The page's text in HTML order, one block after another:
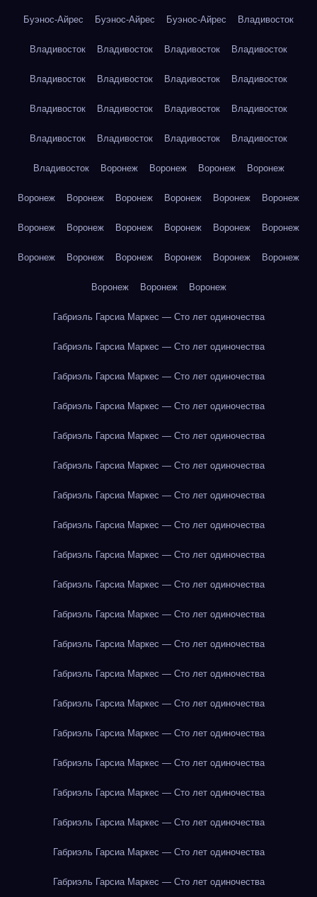
Буэнос-Айрес Буэнос-Айрес Буэнос-Айрес Владивосток
Владивосток Владивосток Владивосток Владивосток
Владивосток Владивосток Владивосток Владивосток
Владивосток Владивосток Владивосток Владивосток
Владивосток Владивосток Владивосток Владивосток
Владивосток Воронеж Воронеж Воронеж Воронеж
Воронеж Воронеж Воронеж Воронеж Воронеж Воронеж
Воронеж Воронеж Воронеж Воронеж Воронеж Воронеж
Воронеж Воронеж Воронеж Воронеж Воронеж Воронеж
Воронеж Воронеж Воронеж
Габриэль Гарсиа Маркес — Сто лет одиночества
Габриэль Гарсиа Маркес — Сто лет одиночества
Габриэль Гарсиа Маркес — Сто лет одиночества
Габриэль Гарсиа Маркес — Сто лет одиночества
Габриэль Гарсиа Маркес — Сто лет одиночества
Габриэль Гарсиа Маркес — Сто лет одиночества
Габриэль Гарсиа Маркес — Сто лет одиночества
Габриэль Гарсиа Маркес — Сто лет одиночества
Габриэль Гарсиа Маркес — Сто лет одиночества
Габриэль Гарсиа Маркес — Сто лет одиночества
Габриэль Гарсиа Маркес — Сто лет одиночества
Габриэль Гарсиа Маркес — Сто лет одиночества
Габриэль Гарсиа Маркес — Сто лет одиночества
Габриэль Гарсиа Маркес — Сто лет одиночества
Габриэль Гарсиа Маркес — Сто лет одиночества
Габриэль Гарсиа Маркес — Сто лет одиночества
Габриэль Гарсиа Маркес — Сто лет одиночества
Габриэль Гарсиа Маркес — Сто лет одиночества
Габриэль Гарсиа Маркес — Сто лет одиночества
Габриэль Гарсиа Маркес — Сто лет одиночества